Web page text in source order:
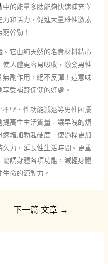
中的能量多肽能夠快速補充睾
和活力，促進大量雄性激素
幹勁！
。它由純天然的名貴材料精心
人體更容易吸收，激發男性
副作用，絕不反彈！這意味
受補腎保健的好處。
堅、性功能減退等男性困擾
高性生活質量，讓早洩的煩
增加勃起硬度，使過程更加
力，延長性生活時間。更重
調身體各項功能，減輕身體
命的源動力。
下一篇 文章 →